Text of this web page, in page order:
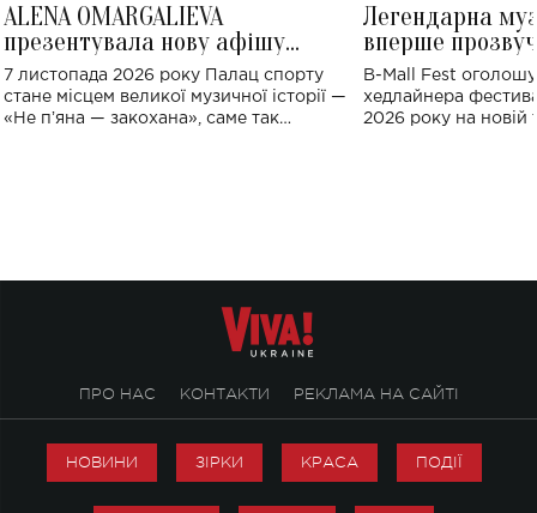
ALENA OMARGALIEVA
презентувала нову афішу
великого концерту в Палаці
спорту
7 листопада 2026 року Палац спорту
стане місцем великої музичної історії —
«Не пʼяна — закохана», саме так
Легендарна
вперше
Україні: де
B-Mall Fest
хедлайнера
2026 року на новій
ПРО НАС КОНТАКТИ РЕКЛАМА НА САЙТІ
НОВИНИ ЗІРКИ КРАСА ПОДІЇ